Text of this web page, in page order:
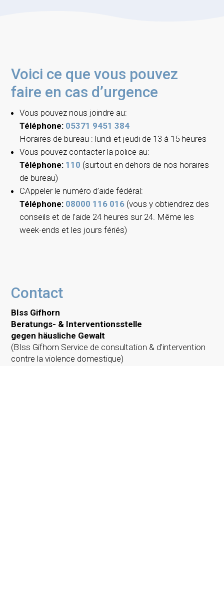
Voici ce que vous pouvez
faire en cas d’urgence
Vous pouvez nous joindre au:
Téléphone: 05371 9451 384
Horaires de bureau : lundi et jeudi de 13 à 15 heures
Vous pouvez contacter la police au:
Téléphone: 110 (surtout en dehors de nos horaires
de bureau)
CAppeler le numéro d’aide fédéral:
Téléphone: 08000 116 016 (vous y obtiendrez des
conseils et de l’aide 24 heures sur 24. Même les
week-ends et les jours fériés)
Contact
BIss Gifhorn
Beratungs- & Interventionsstelle
gegen häusliche Gewalt
(BIss Gifhorn Service de consultation & d’intervention
contre la violence domestique)